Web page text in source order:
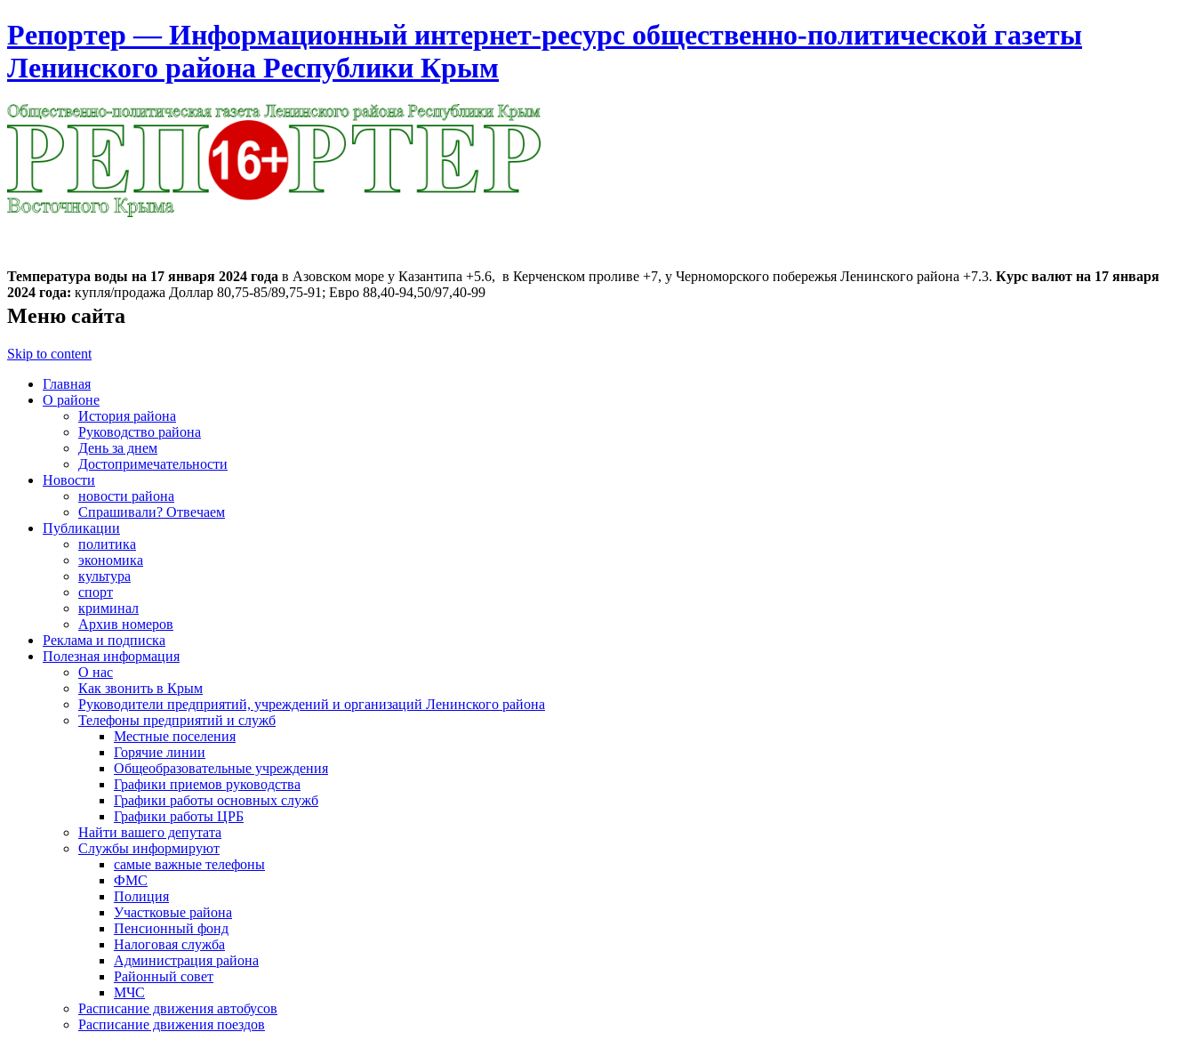
Репортер — Информационный интернет-ресурс общественно-политической газеты
Ленинского района Республики Крым
Температура воды на 17 января 2024 года в Азовском море у Казантипа +5.6, в Керченском проливе +7, у Черноморского побережья Ленинского района +7.3. Курс валют на 17 января
2024 года: купля/продажа Доллар 80,75-85/89,75-91; Евро 88,40-94,50/97,40-99
Меню сайта
Skip to content
Главная
О районе
История района
Руководство района
День за днем
Достопримечательности
Новости
новости района
Спрашивали? Отвечаем
Публикации
политика
экономика
культура
спорт
криминал
Архив номеров
Реклама и подписка
Полезная информация
О нас
Как звонить в Крым
Руководители предприятий, учреждений и организаций Ленинского района
Телефоны предприятий и служб
Местные поселения
Горячие линии
Общеобразовательные учреждения
Графики приемов руководства
Графики работы основных служб
Графики работы ЦРБ
Найти вашего депутата
Службы информируют
самые важные телефоны
ФМС
Полиция
Участковые района
Пенсионный фонд
Налоговая служба
Администрация района
Районный совет
МЧС
Расписание движения автобусов
Расписание движения поездов